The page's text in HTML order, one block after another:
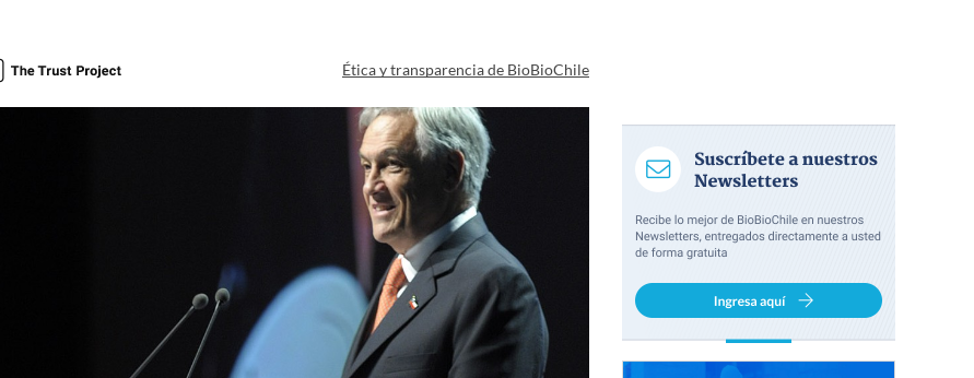
Ética y transparencia de BioBioChile